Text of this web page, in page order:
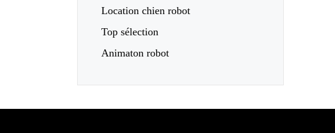
Location chien robot
Top sélection
Animaton robot